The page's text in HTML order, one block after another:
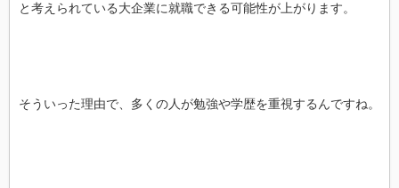
と考えられている大企業に就職できる可能性が上がります。
そういった理由で、多くの人が勉強や学歴を重視するんですね。